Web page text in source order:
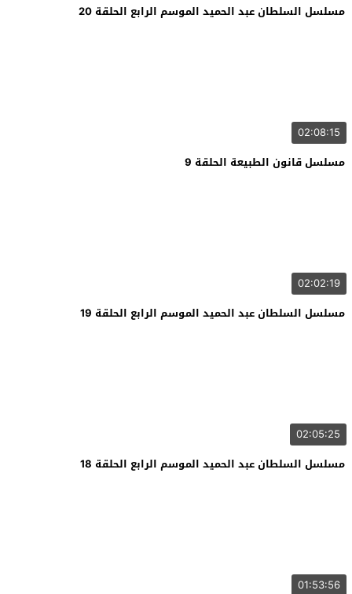
مسلسل السلطان عبد الحميد الموسم الرابع الحلقة 20
02:08:15
مسلسل قانون الطبيعة الحلقة 9
02:02:19
مسلسل السلطان عبد الحميد الموسم الرابع الحلقة 19
02:05:25
مسلسل السلطان عبد الحميد الموسم الرابع الحلقة 18
01:53:56